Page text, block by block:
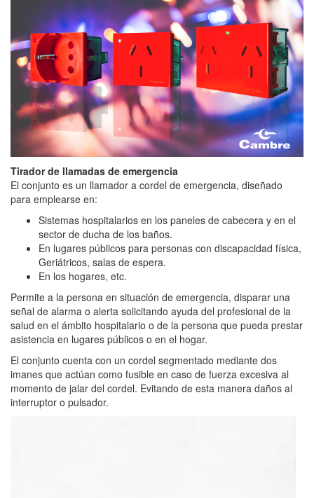
Tirador de llamadas de emergencia
El conjunto es un llamador a cordel de emergencia, diseñado
para emplearse en:
Sistemas hospitalarios en los paneles de cabecera y en el
sector de ducha de los baños.
En lugares públicos para personas con discapacidad física,
Geriátricos, salas de espera.
En los hogares, etc.
Permite a la persona en situación de emergencia, disparar una
señal de alarma o alerta solicitando ayuda del profesional de la
salud en el ámbito hospitalario o de la persona que pueda prestar
asistencia en lugares públicos o en el hogar.
El conjunto cuenta con un cordel segmentado mediante dos
imanes que actúan como fusible en caso de fuerza excesiva al
momento de jalar del cordel. Evitando de esta manera daños al
interruptor o pulsador.